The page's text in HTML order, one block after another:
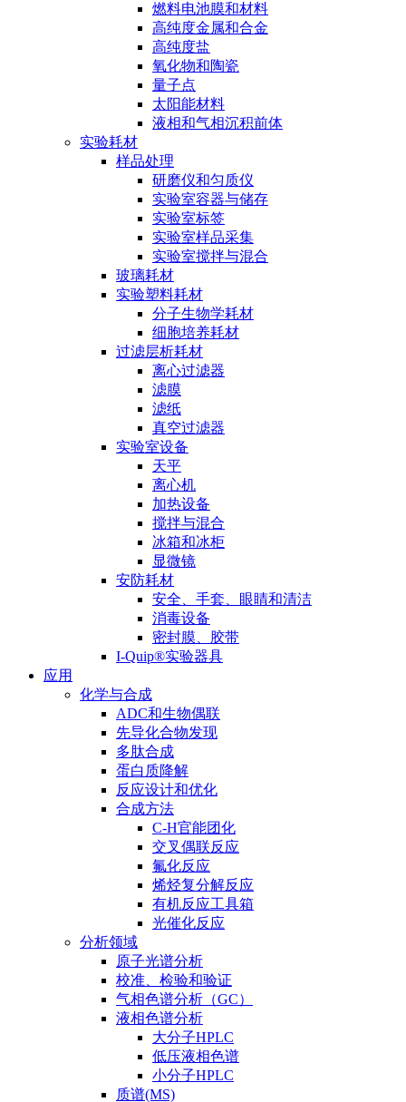
燃料电池膜和材料
高纯度金属和合金
高纯度盐
氧化物和陶瓷
量子点
太阳能材料
液相和气相沉积前体
实验耗材
样品处理
研磨仪和匀质仪
实验室容器与储存
实验室标签
实验室样品采集
实验室搅拌与混合
玻璃耗材
实验塑料耗材
分子生物学耗材
细胞培养耗材
过滤层析耗材
离心过滤器
滤膜
滤纸
真空过滤器
实验室设备
天平
离心机
加热设备
搅拌与混合
冰箱和冰柜
显微镜
安防耗材
安全、手套、眼睛和清洁
消毒设备
密封膜、胶带
I-Quip®️实验器具
应用
化学与合成
ADC和生物偶联
先导化合物发现
多肽合成
蛋白质降解
反应设计和优化
合成方法
C-H官能团化
交叉偶联反应
氟化反应
烯烃复分解反应
有机反应工具箱
光催化反应
分析领域
原子光谱分析
校准、检验和验证
气相色谱分析（GC）
液相色谱分析
大分子HPLC
低压液相色谱
小分子HPLC
质谱(MS)